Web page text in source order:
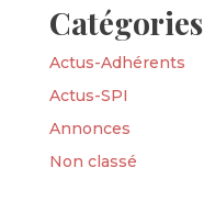
Catégories
Actus-Adhérents
Actus-SPI
Annonces
Non classé